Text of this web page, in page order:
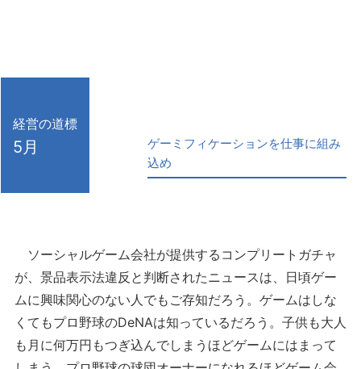
経営の道標
5月
ゲーミフィケーションを仕事に組み
込め
ソーシャルゲーム会社が提供するコンプリートガチャ
が、景品表示法違反と判断されたニュースは、日頃ゲー
ムに興味関心のない人でもご存知だろう。ゲームはしな
くてもプロ野球のDeNAは知っているだろう。子供も大人
も月に何万円もつぎ込んでしまうほどゲームにはまって